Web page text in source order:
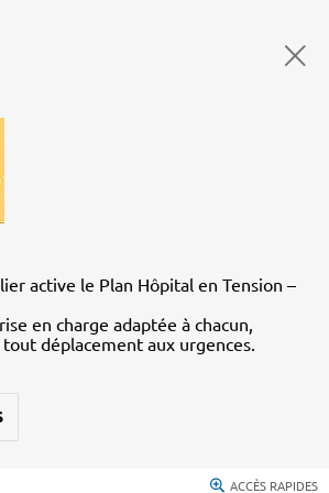
active le Plan Hôpital en Tension –
en charge adaptée à chacun,
déplacement aux urgences.
ACCÈS RAPIDES